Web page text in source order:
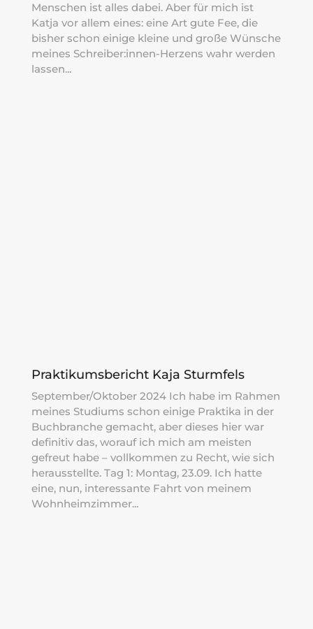
Menschen ist alles dabei. Aber für mich ist
Katja vor allem eines: eine Art gute Fee, die
bisher schon einige kleine und große Wünsche
meines Schreiber:innen-Herzens wahr werden
lassen...
Praktikumsbericht Kaja Sturmfels
September/Oktober 2024 Ich habe im Rahmen
meines Studiums schon einige Praktika in der
Buchbranche gemacht, aber dieses hier war
definitiv das, worauf ich mich am meisten
gefreut habe – vollkommen zu Recht, wie sich
herausstellte. Tag 1: Montag, 23.09. Ich hatte
eine, nun, interessante Fahrt von meinem
Wohnheimzimmer...